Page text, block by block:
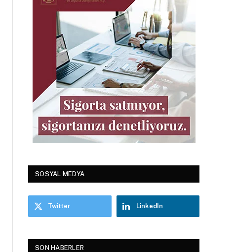
SOSYAL MEDYA
Twitter LinkedIn
SON HABERLER